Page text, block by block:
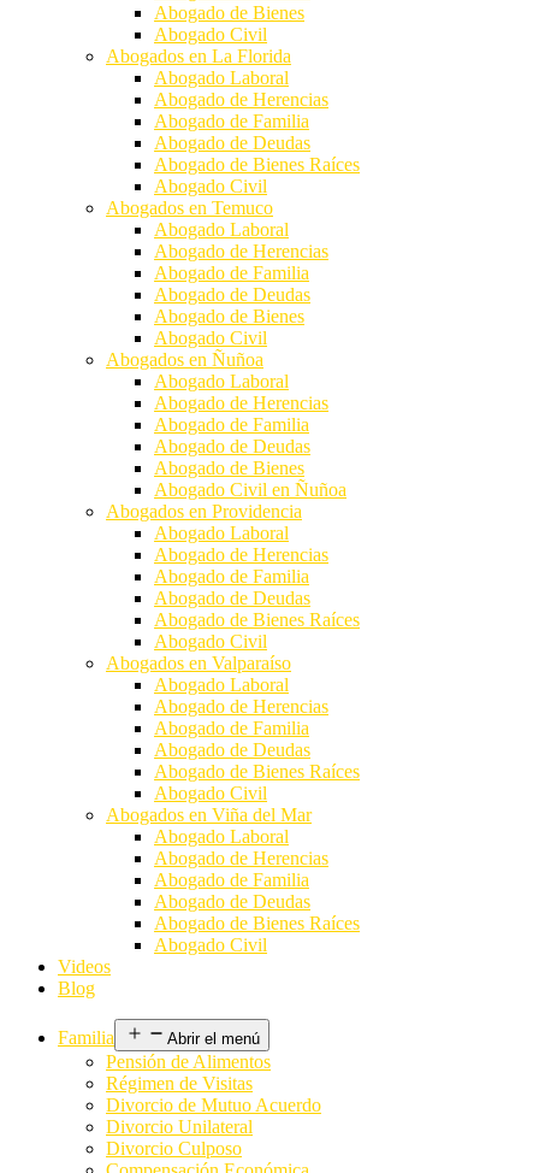
Abogado de Bienes
Abogado Civil
Abogados en La Florida
Abogado Laboral
Abogado de Herencias
Abogado de Familia
Abogado de Deudas
Abogado de Bienes Raíces
Abogado Civil
Abogados en Temuco
Abogado Laboral
Abogado de Herencias
Abogado de Familia
Abogado de Deudas
Abogado de Bienes
Abogado Civil
Abogados en Ñuñoa
Abogado Laboral
Abogado de Herencias
Abogado de Familia
Abogado de Deudas
Abogado de Bienes
Abogado Civil en Ñuñoa
Abogados en Providencia
Abogado Laboral
Abogado de Herencias
Abogado de Familia
Abogado de Deudas
Abogado de Bienes Raíces
Abogado Civil
Abogados en Valparaíso
Abogado Laboral
Abogado de Herencias
Abogado de Familia
Abogado de Deudas
Abogado de Bienes Raíces
Abogado Civil
Abogados en Viña del Mar
Abogado Laboral
Abogado de Herencias
Abogado de Familia
Abogado de Deudas
Abogado de Bienes Raíces
Abogado Civil
Videos
Blog
Familia Abrir el menú
Pensión de Alimentos
Régimen de Visitas
Divorcio de Mutuo Acuerdo
Divorcio Unilateral
Divorcio Culposo